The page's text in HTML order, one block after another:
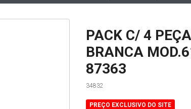
PACK C/ 4
BRANCA
87363
34832
PREÇO EXCLUSIVO DO SITE